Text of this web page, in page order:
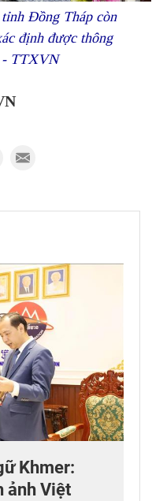
Đồng Tháp còn
định được thông
TTXVN
Khmer:
ảnh Việt